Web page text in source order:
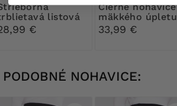
listová
€
Čierne nohavice z
mäkkého úpletu
33,99 €
PODOBNÉ NOHAVICE: